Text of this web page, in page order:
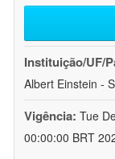
Instituição/UF/
Albert Einstein -
Vigência: Tue
00:00:00 BRT